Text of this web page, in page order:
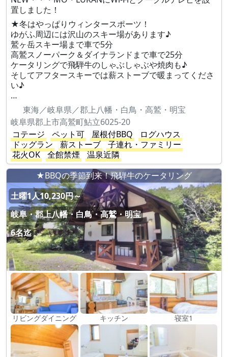
置しました！
★冬はやっぱりウィンタースポーツ！
ゆがふ周辺には沢山のスキー場があります♪
鷲ヶ岳スキー場まで車で5分
高鷲スノーパーク＆ダイナランドまで車で25分
ケータリングで飛騨牛のしゃぶしゃぶや焼肉も♪
そしてアフタースキーでは薪ストーブで暖まってくださ
い♪
…
東海／岐阜県／郡上八幡・白鳥・高鷲・明宝
岐阜県郡上市高鷲町鮎立6025-20
コテージ
ペット可 屋根付BBQ
ログハウス
ドッグラン
薪ストーブ
子連れ・ファミリー
花火OK
全館禁煙
温泉近隣
★BBQの季節到来！飛騨牛のケータリング
土曜1人10,230円～
岐阜・郡上八幡・白鳥・高鷲・明宝
6名迄
リビングダイニング キッチン 寝室1